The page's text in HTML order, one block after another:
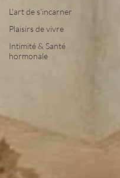
L'art de s'incarner
Plaisirs de vivre
Intimité & Santé
hormonale